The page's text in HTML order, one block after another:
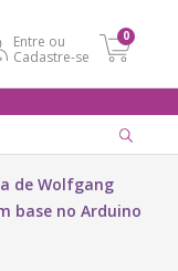
Entre ou
Cadastre-se
0
de Wolfgang
base no Arduino